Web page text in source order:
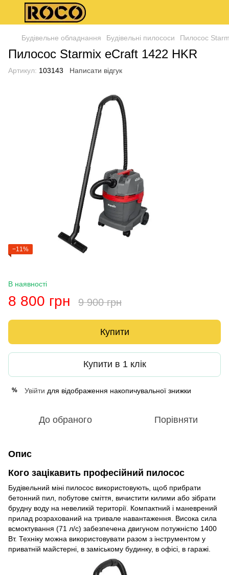
Будівельне обладнання Будівельні пилососи Пилосос
Пилосос Starmix eCraft 1422 HKR
Артикул: 103143 Написати відгук
−11%
В наявності
8 800 грн 9 900 грн
Купити
Купити в 1 клік
% Увійти для відображення накопичувальної знижки
До обраного Порівняти
Опис
Кого зацікавить професійний пилосос
Будівельний міні пилосос використовують, щоб прибрати
бетонний пил, побутове сміття, вичистити килими або зібрати
брудну воду на невеликій території. Компактний і маневрений
прилад розрахований на тривале навантаження. Висока сила
всмоктування (71 л/с) забезпечена двигуном потужністю 1400
Вт. Техніку можна використовувати разом з інструментом у
приватній майстерні, в заміському будинку, в офісі, в гаражі.